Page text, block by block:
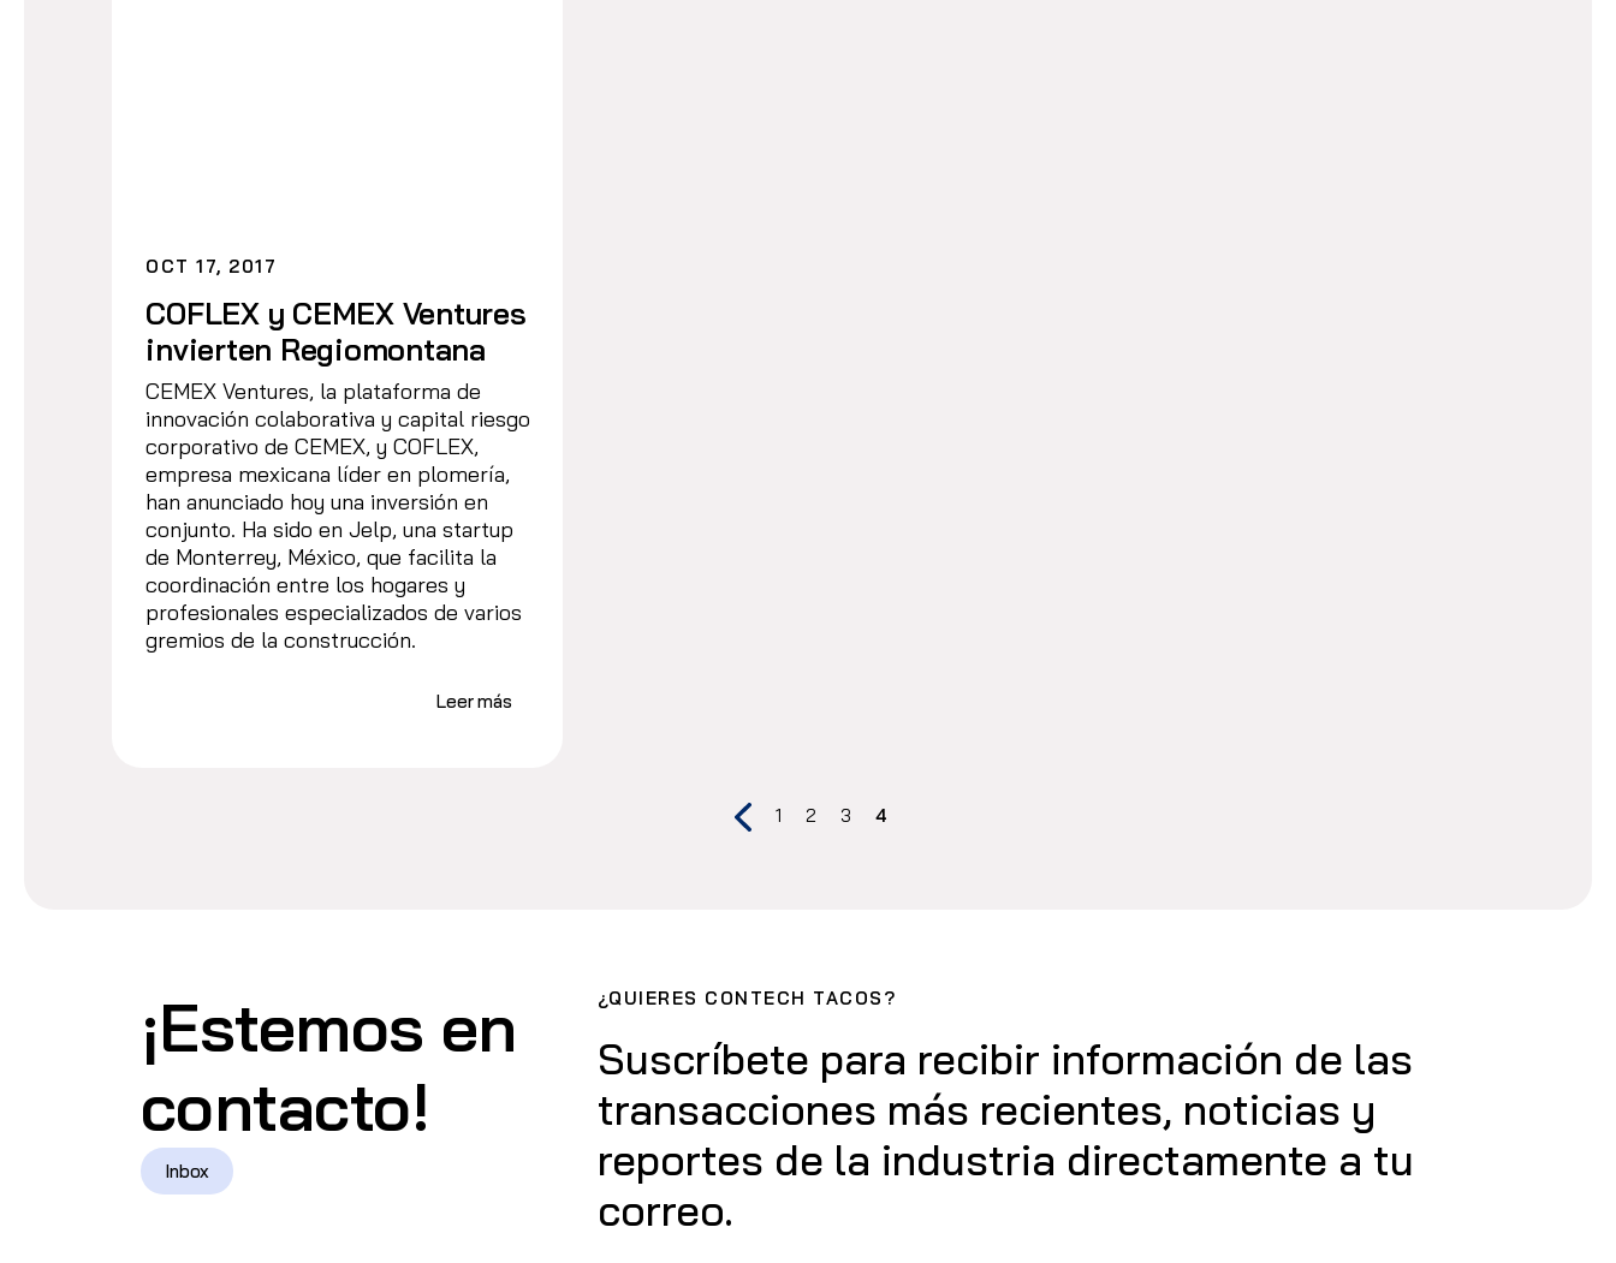
OCT 17, 2017
COFLEX y CEMEX Ventures
invierten Regiomontana
CEMEX Ventures, la plataforma de
innovación colaborativa y capital riesgo
corporativo de CEMEX, y COFLEX,
empresa mexicana líder en plomería,
han anunciado hoy una inversión en
conjunto. Ha sido en Jelp, una startup
de Monterrey, México, que facilita la
coordinación entre los hogares y
profesionales especializados de varios
gremios de la construcción.
Leer más
1 2 3 4
¡Estemos en
contacto!
Inbox
¿QUIERES CONTECH TACOS?
Suscríbete para recibir información de las
transacciones más recientes, noticias y
reportes de la industria directamente a tu
correo.